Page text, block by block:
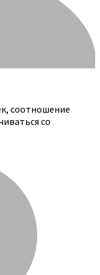
соотношение
со